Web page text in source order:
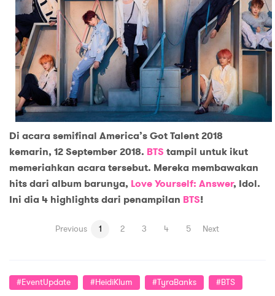
Di acara semifinal America’s Got Talent 2018
kemarin, 12 September 2018. BTS tampil untuk ikut
memeriahkan acara tersebut. Mereka membawakan
hits dari album barunya, Love Yourself: Answer, Idol.
Ini dia 4 highlights dari penampilan BTS!
Previous 1 2 3 4 5 Next
#EventUpdate #HeidiKlum #TyraBanks #BTS